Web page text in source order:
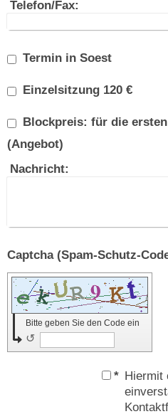
Telefon/Fax:
Termin in Soest
Einzelsitzung 120 €
Blockpreis: für die
(Angebot)
Nachricht:
Bitte geben Sie den Code ein
↺
* Hiermit